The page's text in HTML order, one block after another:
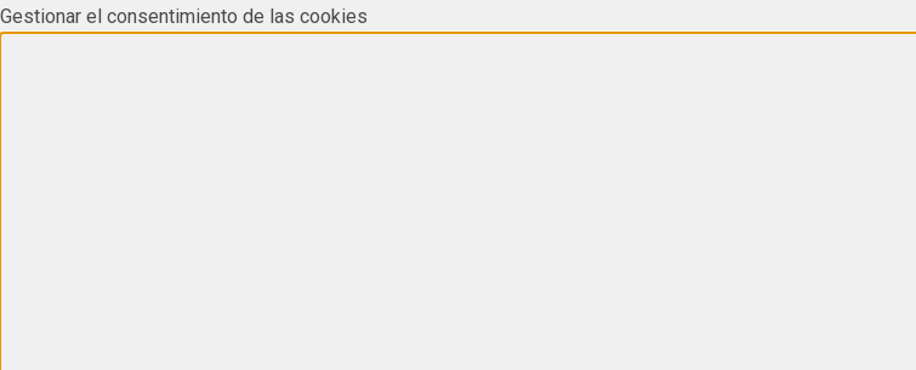
Gestionar el consentimiento de las cookies